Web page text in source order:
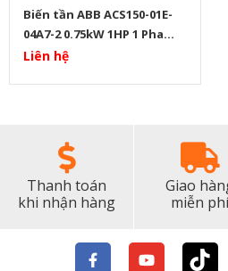
Biến tần ABB ACS150-01E-
04A7-2 0.75kW 1HP 1 Pha
220V
Liên hệ
Thanh toán
khi nhận hàng
Giao
miễn phí